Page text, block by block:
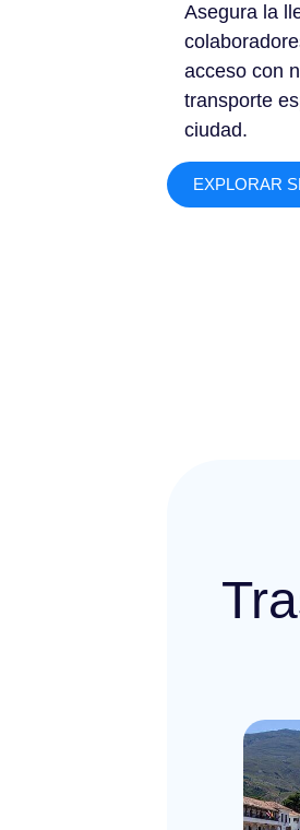
Asegura la
acceso con
transporte
ciudad.
EXPLORAR